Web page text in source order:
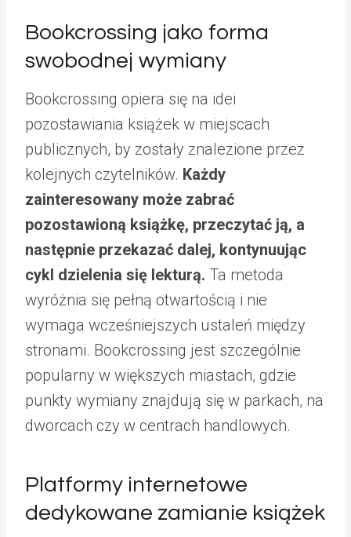
Bookcrossing jako forma
swobodnej wymiany
Bookcrossing opiera się na idei
pozostawiania książek w miejscach
publicznych, by zostały znalezione przez
kolejnych czytelników. Każdy
zainteresowany może zabrać
pozostawioną książkę, przeczytać ją, a
następnie przekazać dalej, kontynuując
cykl dzielenia się lekturą. Ta metoda
wyróżnia się pełną otwartością i nie
wymaga wcześniejszych ustaleń między
stronami. Bookcrossing jest szczególnie
popularny w większych miastach, gdzie
punkty wymiany znajdują się w parkach, na
dworcach czy w centrach handlowych.
Platformy internetowe
dedykowane zamianie książek